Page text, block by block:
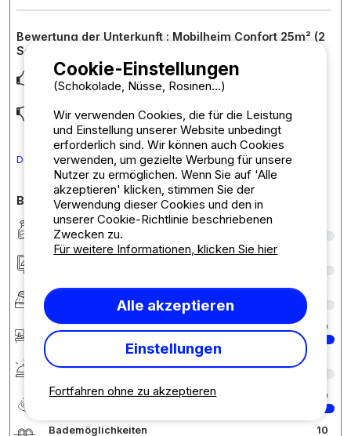
Bewertung der Unterkunft : Mobilheim Confort 25m² (2
Schlafzimmer) + Halbüberdachte Terrasse + TV
La literie parfaite, il est fonctionnel
On est un peu à l'étroit pour 3 adultes.
Den Kommentar in Deutsch übersetzen
Bewertungen des Campingplatzes im Detail
Sauberkeit
Unterkunft/Stellplatz
Komfort
Rezeption 10
Services
Preis-Leistungs-Verhältnis 10
Bademöglichkeiten 10
Fortfahren ohne zu akzeptieren
Cookie-Einstellungen
(Schokolade, Nüsse, Rosinen...)
Wir verwenden Cookies, die für die Leistung
und Einstellung unserer Website unbedingt
erforderlich sind. Wir können auch Cookies
verwenden, um gezielte Werbung für unsere
Nutzer zu ermöglichen. Wenn Sie auf 'Alle
akzeptieren' klicken, stimmen Sie der
Verwendung dieser Cookies und den in
unserer Cookie-Richtlinie beschriebenen
Zwecken zu.
Für weitere Informationen, klicken Sie hier
Alle akzeptieren
Einstellungen